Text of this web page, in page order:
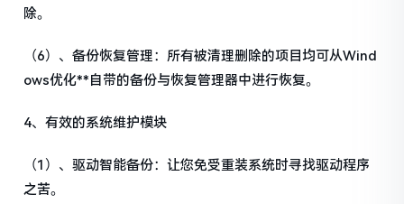
除。
（6）、备份恢复管理：所有被清理删除的项目均可从Wind
ows优化**自带的备份与恢复管理器中进行恢复。
4、有效的系统维护模块
（1）、驱动智能备份：让您免受重装系统时寻找驱动程序
之苦。